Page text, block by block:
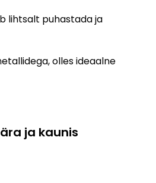
lihtsalt puhastada ja
olles ideaalne
ja kaunis